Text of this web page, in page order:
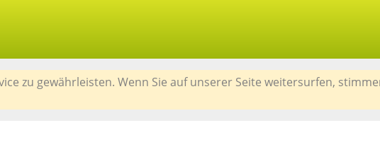
zu gewährleisten. Wenn Sie auf unserer Seite weitersurfen,